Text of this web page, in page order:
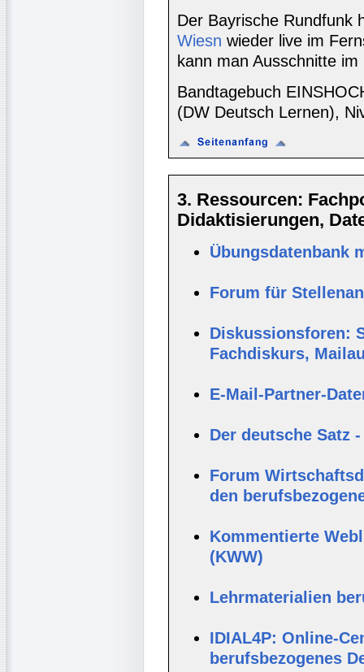
Der Bayrische Rundfunk
Wiesn wieder live im
kann man Ausschnitte
Bandtagebuch
(DW Deutsch Lernen),
3. Ressourcen:
Didaktisierungen,
Übungsdatenbank
Forum für
Diskussionsforen:
Fachdiskurs,
E-Mail-Partner-
Der deutsche Satz
Forum
den
Kommentierte
(KWW)
Lehrmaterialien
IDIAL4P: Online-
berufsbezogenes